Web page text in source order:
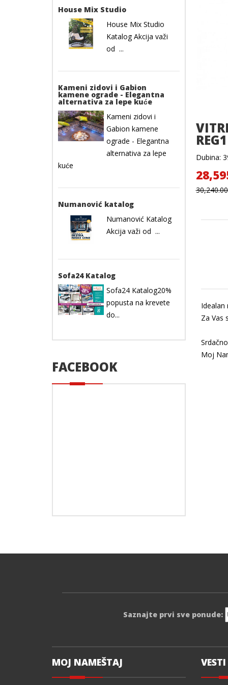
Dubina:
Za Vas
Moj
House Mix Studio
House Mix Studio
Katalog Akcija važi
od ...
Kameni zidovi i Gabion
kamene ograde - Elegantna
alternativa za lepe kuće
Kameni zidovi i
Gabion kamene
ograde - Elegantna
alternativa za lepe
kuće
Numanović katalog
Numanović Katalog
Akcija važi od ...
Sofa24 Katalog
Sofa24 Katalog20%
popusta na krevete
do...
FACEBOOK
Saznajte prvi sve ponude:
MOJ NAMEŠTAJ VESTI